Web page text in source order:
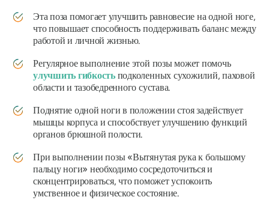
Эта поза помогает улучшить равновесие на одной ноге,
что повышает способность поддерживать баланс между
работой и личной жизнью.
Регулярное выполнение этой позы может помочь
улучшить гибкостьподколенных сухожилий, паховой
области и тазобедренного сустава.
Поднятие одной ноги в положении стоя задействует
мышцы корпуса и способствует улучшению функций
органов брюшной полости.
При выполнении позы «Вытянутая рука к большому
пальцу ноги» необходимо сосредоточиться и
сконцентрироваться, что поможет успокоить
умственное и физическое состояние.